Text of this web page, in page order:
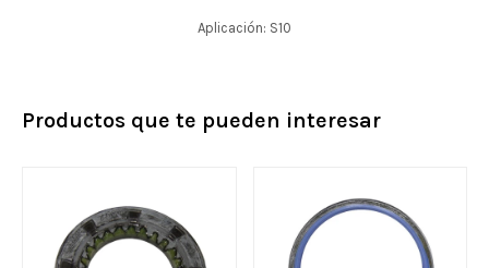
Aplicación: S10
Productos que te pueden interesar